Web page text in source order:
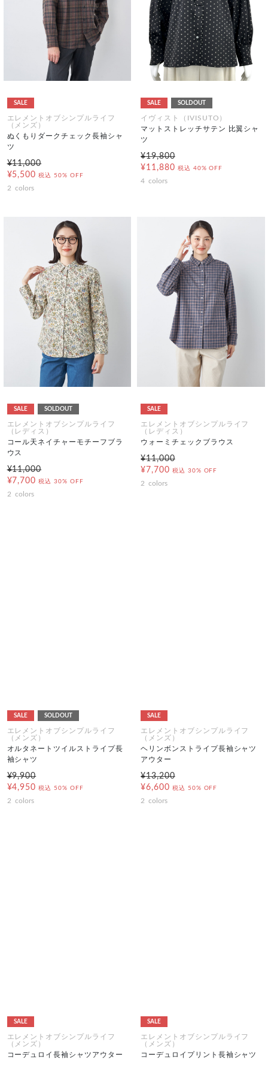
SALE
エレメントオブシンプルライフ
（メンズ）
ぬくもりダークチェック長袖シャ
ツ
¥11,000
¥5,500 税込 50% OFF
2 colors
SALE SOLDOUT
イヴィスト（IVISUTO）
マットストレッチサテン 比翼シャ
ツ
¥19,800
¥11,880 税込 40% OFF
4 colors
SALE SOLDOUT
エレメントオブシンプルライフ
（レディス）
コール天ネイチャーモチーフブラ
ウス
¥11,000
¥7,700 税込 30% OFF
2 colors
SALE
エレメントオブシンプルライフ
（レディス）
ウォーミチェックブラウス
¥11,000
¥7,700 税込 30% OFF
2 colors
SALE SOLDOUT
エレメントオブシンプルライフ
（メンズ）
オルタネートツイルストライプ長
袖シャツ
¥9,900
¥4,950 税込 50% OFF
2 colors
SALE
エレメントオブシンプルライフ
（メンズ）
ヘリンボンストライプ長袖シャツ
アウター
¥13,200
¥6,600 税込 50% OFF
2 colors
SALE
エレメントオブシンプルライフ
（メンズ）
コーデュロイ長袖シャツアウター
SALE
エレメントオブシンプルライフ
（メンズ）
コーデュロイプリント長袖シャツ